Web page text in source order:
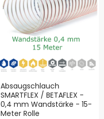
Absaugschlauch
SMARTFLEX / BETAFLEX -
0,4 mm Wandstärke - 15-
Meter Rolle